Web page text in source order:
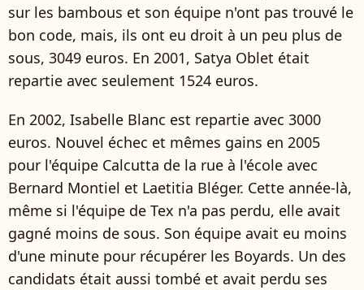
sur les bambous et son équipe n'ont pas trouvé le
bon code, mais, ils ont eu droit à un peu plus de
sous, 3049 euros. En 2001, Satya Oblet était
repartie avec seulement 1524 euros.
En 2002, Isabelle Blanc est repartie avec 3000
euros. Nouvel échec et mêmes gains en 2005
pour l'équipe Calcutta de la rue à l'école avec
Bernard Montiel et Laetitia Bléger. Cette année-là,
même si l'équipe de Tex n'a pas perdu, elle avait
gagné moins de sous. Son équipe avait eu moins
d'une minute pour récupérer les Boyards. Un des
candidats était aussi tombé et avait perdu ses